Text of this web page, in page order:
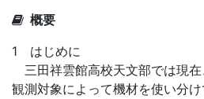
概要
1 はじめに
三田祥雲館高校天文部では現
観測対象によって機材を使い分け